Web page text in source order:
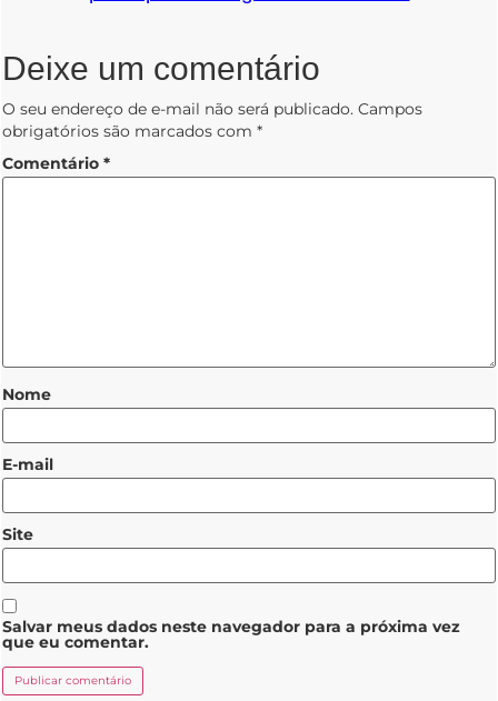
Deixe um comentário
O seu endereço de e-mail não será publicado. Campos
obrigatórios são marcados com *
Comentário *
Nome
E-mail
Site
Salvar meus dados neste navegador para a próxima vez
que eu comentar.